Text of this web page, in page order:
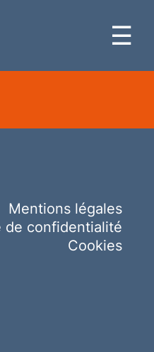
☰
Mentions légales
de confidentialité
Cookies